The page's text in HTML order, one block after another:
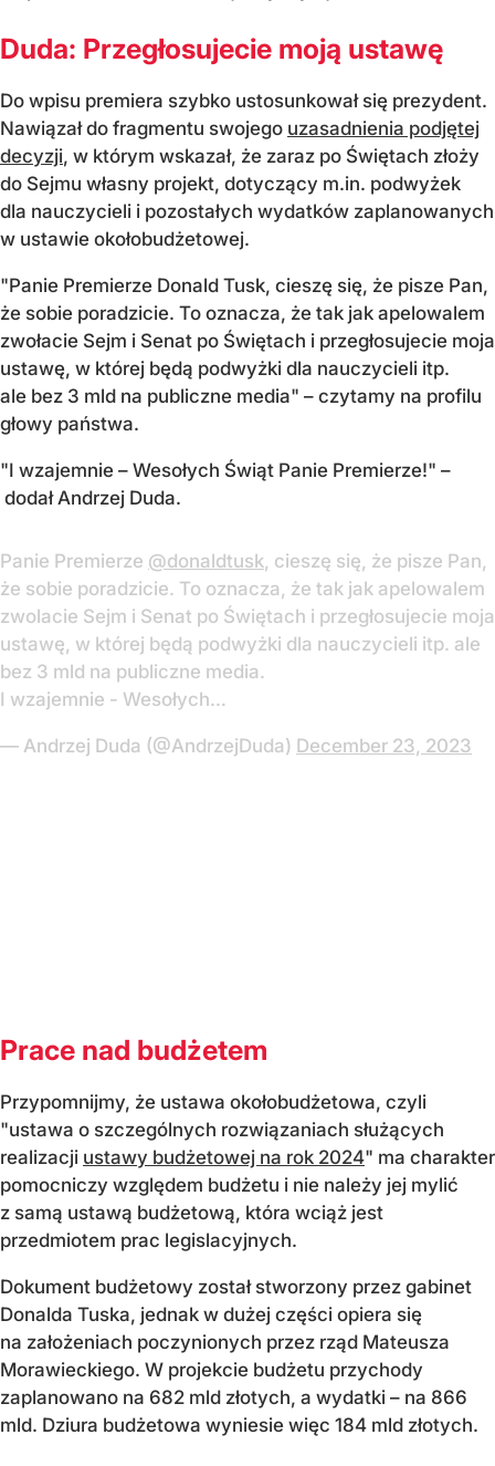
Duda: Przegłosujecie moją ustawę
Do wpisu premiera szybko ustosunkował się prezydent.
Nawiązał do fragmentu swojego uzasadnienia podjętej
decyzji, w którym wskazał, że zaraz po Świętach złoży
do Sejmu własny projekt, dotyczący m.in. podwyżek
dla nauczycieli i pozostałych wydatków zaplanowanych
w ustawie okołobudżetowej.
"Panie Premierze Donald Tusk, cieszę się, że pisze Pan,
że sobie poradzicie. To oznacza, że tak jak apelowalem
zwołacie Sejm i Senat po Świętach i przegłosujecie moja
ustawę, w której będą podwyżki dla nauczycieli itp.
ale bez 3 mld na publiczne media" – czytamy na profilu
głowy państwa.
"I wzajemnie – Wesołych Świąt Panie Premierze!" –
dodał Andrzej Duda.
Panie Premierze @donaldtusk , cieszę się, że pisze Pan,
że sobie poradzicie. To oznacza, że tak jak apelowalem
zwolacie Sejm i Senat po Świętach i przegłosujecie moja
ustawę, w której będą podwyżki dla nauczycieli itp. ale
bez 3 mld na publiczne media.
I wzajemnie - Wesołych…
— Andrzej Duda (@AndrzejDuda) December 23, 2023
Prace nad budżetem
Przypomnijmy, że ustawa okołobudżetowa, czyli
"ustawa o szczególnych rozwiązaniach służących
realizacji ustawy budżetowej na rok 2024" ma charakter
pomocniczy względem budżetu i nie należy jej mylić
z samą ustawą budżetową, która wciąż jest
przedmiotem prac legislacyjnych.
Dokument budżetowy został stworzony przez gabinet
Donalda Tuska, jednak w dużej części opiera się
na założeniach poczynionych przez rząd Mateusza
Morawieckiego. W projekcie budżetu przychody
zaplanowano na 682 mld złotych, a wydatki – na 866
mld. Dziura budżetowa wyniesie więc 184 mld złotych.